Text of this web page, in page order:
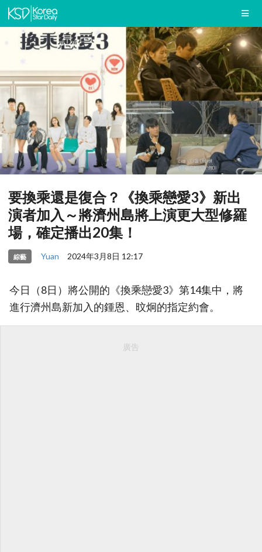
要換乘還是復合？《換乘戀愛3》新出
演者加入～將濟州島將上演更大型修羅
場，確定播出20集！
綜藝 Yuan 2024年3月8日 12:17
今日（8日）將公開的《換乘戀愛3》第14集中，將
進行濟州島新加入的鍾恩、旼炯的指定約會。
廣告